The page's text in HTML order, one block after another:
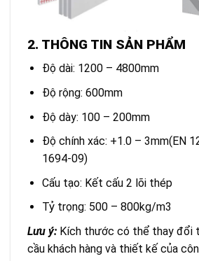
2. THÔNG TIN SẢN PHẨM
Độ dài: 1200 – 4800mm
Độ rộng: 600mm
Độ dày: 100 – 200mm
Độ chính xác: +1.0 – 3mm(EN
1694-09)
Cấu tạo: Kết cấu 2 lõi thép
Tỷ trọng: 500 – 800kg/m3
Lưu ý: Kích thước có thể thay đổi
cầu khách hàng và thiết kế của